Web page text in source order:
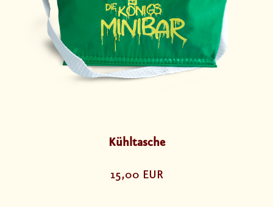
Kühltasche
15,00 EUR